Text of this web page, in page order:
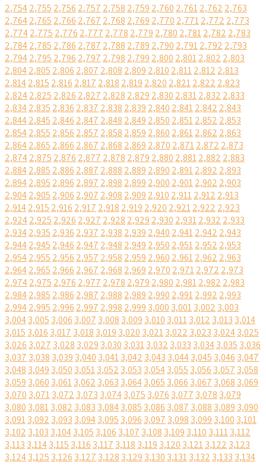
2,7542,755 2,756 2,757 2,758 2,759 2,760 2,7612,762 2,763
2,7642,765 2,766 2,767 2,768 2,769 2,770 2,7712,772 2,773
2,7742,775 2,776 2,777 2,778 2,779 2,780 2,7812,782 2,783
2,7842,785 2,786 2,787 2,788 2,789 2,790 2,7912,792 2,793
2,7942,795 2,796 2,797 2,798 2,799 2,800 2,8012,802 2,803
2,8042,805 2,806 2,807 2,808 2,809 2,810 2,8112,812 2,813
2,8142,815 2,816 2,817 2,818 2,819 2,820 2,8212,822 2,823
2,8242,825 2,826 2,827 2,828 2,829 2,830 2,8312,832 2,833
2,8342,835 2,836 2,837 2,838 2,839 2,840 2,8412,842 2,843
2,8442,845 2,846 2,847 2,848 2,849 2,850 2,8512,852 2,853
2,8542,855 2,856 2,857 2,858 2,859 2,860 2,8612,862 2,863
2,8642,865 2,866 2,867 2,868 2,869 2,870 2,8712,872 2,873
2,8742,875 2,876 2,877 2,878 2,879 2,880 2,8812,882 2,883
2,8842,885 2,886 2,887 2,888 2,889 2,890 2,8912,892 2,893
2,8942,895 2,896 2,897 2,898 2,899 2,900 2,9012,902 2,903
2,9042,905 2,906 2,907 2,908 2,909 2,910 2,9112,912 2,913
2,9142,915 2,916 2,917 2,918 2,919 2,920 2,9212,922 2,923
2,9242,925 2,926 2,927 2,928 2,929 2,930 2,9312,932 2,933
2,9342,935 2,936 2,937 2,938 2,939 2,940 2,9412,942 2,943
2,9442,945 2,946 2,947 2,948 2,949 2,950 2,9512,952 2,953
2,9542,955 2,956 2,957 2,958 2,959 2,960 2,9612,962 2,963
2,9642,965 2,966 2,967 2,968 2,969 2,970 2,9712,972 2,973
2,9742,975 2,976 2,977 2,978 2,979 2,980 2,9812,982 2,983
2,9842,985 2,986 2,987 2,988 2,989 2,990 2,9912,992 2,993
2,9942,995 2,996 2,997 2,998 2,999 3,000 3,0013,002 3,003
3,0043,005 3,006 3,007 3,008 3,009 3,010 3,0113,012 3,013 3,014
3,015 3,016 3,017 3,018 3,019 3,020 3,0213,022 3,023 3,0243,025
3,026 3,027 3,028 3,029 3,030 3,0313,032 3,033 3,0343,035 3,036
3,037 3,038 3,039 3,040 3,0413,042 3,043 3,0443,045 3,046 3,047
3,048 3,049 3,050 3,0513,052 3,053 3,0543,055 3,056 3,057 3,058
3,059 3,060 3,0613,062 3,063 3,0643,065 3,066 3,067 3,068 3,069
3,070 3,0713,072 3,073 3,0743,075 3,076 3,077 3,078 3,079
3,080 3,0813,082 3,083 3,0843,085 3,086 3,087 3,088 3,089 3,090
3,0913,092 3,093 3,0943,095 3,096 3,097 3,098 3,099 3,100 3,101
3,102 3,103 3,1043,105 3,106 3,107 3,108 3,109 3,110 3,1113,112
3,113 3,1143,115 3,116 3,117 3,118 3,119 3,120 3,1213,122 3,123
3,1243,125 3,126 3,127 3,128 3,129 3,130 3,1313,132 3,133 3,134